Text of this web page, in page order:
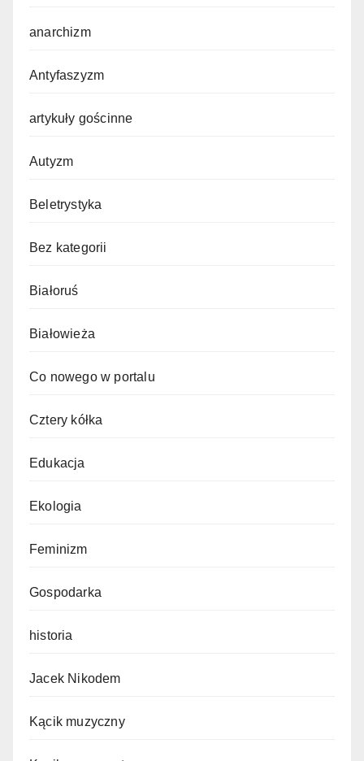
anarchizm
Antyfaszyzm
artykuły gościnne
Autyzm
Beletrystyka
Bez kategorii
Białoruś
Białowieża
Co nowego w portalu
Cztery kółka
Edukacja
Ekologia
Feminizm
Gospodarka
historia
Jacek Nikodem
Kącik muzyczny